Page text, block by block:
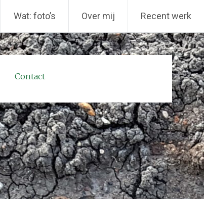
Wat: foto’s Over mij Recent werk
Contact